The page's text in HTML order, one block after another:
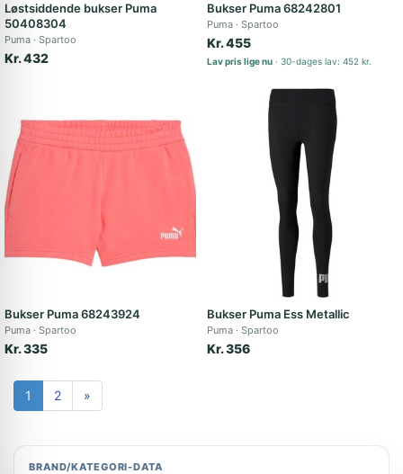
Løstsiddende bukser Puma
50408304
Puma Spartoo
Kr. 432
Bukser Puma 68242801
Puma Spartoo
Kr. 455
Lav pris lige nu 30-dages lav: 452 kr.
Bukser Puma 68243924
Puma Spartoo
Kr. 335
Bukser Puma Ess Metallic
Puma Spartoo
Kr. 356
1 2 »
BRAND/KATEGORI-DATA